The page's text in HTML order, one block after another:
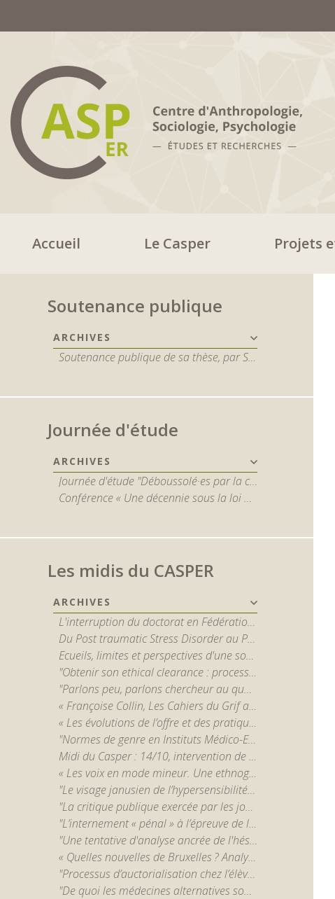
Accueil Le Casper Projets
Soutenance publique
ARCHIVES
Soutenance publique de sa thèse, par Sophie De Spiegeleir
Journée d'étude
ARCHIVES
Journée d'étude "Déboussolé·es par la crise en santé mentale ? Naviguer entre les enjeux cliniques, organisationnels, sociaux, éthiques et juridiques" 22 mai 2025
Conférence « Une décennie sous la loi du 5 mai 2014 : quel avenir pour les personnes internées ? »
Les midis du CASPER
ARCHIVES
L'interruption du doctorat en Fédération Wallonie-Bruxelles : approche qualitative - par Baptiste Dethier
Du Post traumatic Stress Disorder au Post traumatic Growth Order? - Mayssa Rekhis
Ecueils, limites et perspectives d'une sociologie de la pratique psychanalytique - par Charlène Charles
"Obtenir son ethical clearance : processus et enjeux de l'éthique de la recherche européenne." - par Nicolas Marquis
"Parlons peu, parlons chercheur au quotidien... sur son terrain " - par Louis Bertrand, Fadoua Messaoudi et Cédric Tant
« Françoise Collin, Les Cahiers du Grif and insurrectional feminism: the virtues and challenges of a praxis-based philosophy » - par Teresa Hoogeveen
« Les évolutions de l’offre et des pratiques de thérapies psychologiques dans la psychiatrie publique. » - par Elsa Forner-Ordioni
"Normes de genre en Instituts Médico-Educatifs : différenciation sexuée et normalisation. " par Adrien Primerano
Midi du Casper : 14/10, intervention de Marylou Hamm
« Les voix en mode mineur. Une ethnographie d’un groupe d’entendeurs de voix en ligne. » par Roxane Gabet
"Le visage janusien de l’hypersensibilité. Sociogenèse d’un bien symbolique, entre catégorie profane et concept scientifique." par Alex Maignan
"La critique publique exercée par les journalistes et les politiques au sein de leur relation. Dimensions métadiscursives et démocratie lors de l’« affaire » François de Rugy contre Mediapart." par Cédric Tant
"L’internement « pénal » à l’épreuve de la désinstitutionalisation" par Sophie De Spiegeleir
"Une tentative d'analyse ancrée de l'hésitation vaccinale des jeunes dans deux quartiers populaires bruxellois" par Renaud Maes
« Quelles nouvelles de Bruxelles ? Analyse des pratiques participatives dans un écosystème médiatique local. » par Victor Wiard
"Processus d’auctorialisation chez l’élève, l’étudiant et le (futur) enseignant." par Caroline Scheepers
"De quoi les médecines alternatives sont-elles le nom ? Éléments pour une sociologie des alternatives de santé." par Adrien Kurek